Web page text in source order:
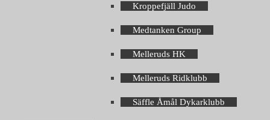
Kroppefjäll Judo
Medtanken Group
Melleruds HK
Melleruds Ridklubb
Säffle Åmål Dykarklubb